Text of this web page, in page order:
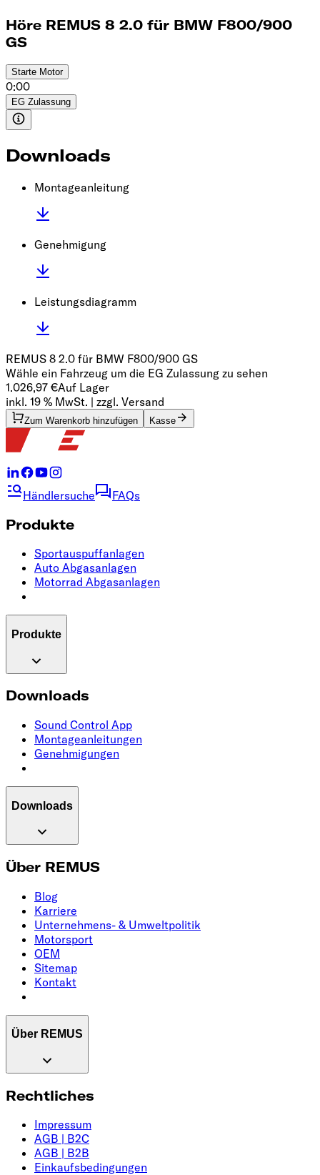
Höre REMUS 8 2.0 für BMW F800/900
GS
Starte Motor
0:00
EG Zulassung
Downloads
Montageanleitung
Genehmigung
Leistungsdiagramm
REMUS 8 2.0 für BMW F800/900 GS
Wähle ein Fahrzeug um die EG Zulassung zu sehen
1.026,97 €Auf Lager
inkl. 19 % MwSt. | zzgl. Versand
Zum Warenkorb hinzufügen Kasse
Händlersuche FAQs
Produkte
Sportauspuffanlagen
Auto Abgasanlagen
Motorrad Abgasanlagen
Produkte
Downloads
Sound Control App
Montageanleitungen
Genehmigungen
Downloads
Über REMUS
Blog
Karriere
Unternehmens- & Umweltpolitik
Motorsport
OEM
Sitemap
Kontakt
Über REMUS
Rechtliches
Impressum
AGB | B2C
AGB | B2B
Einkaufsbedingungen